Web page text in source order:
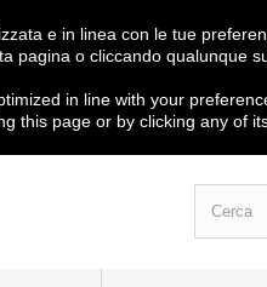
e in linea con le tue
pagina o cliccando qualunque
in line with your
this page or by clicking any of